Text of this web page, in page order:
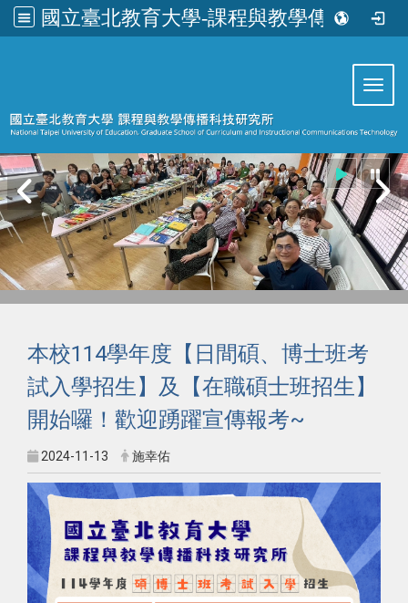
國立臺北教育大學-課程與教學傳播科技研究所
本校114學年度【日間碩、博士班考
試入學招生】及【在職碩士班招生】
開始囉！歡迎踴躍宣傳報考~
2024-11-13 施幸佑